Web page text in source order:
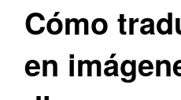
Cómo
en